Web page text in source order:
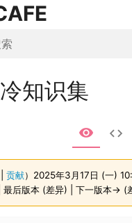
知识集
|贡献） 2025年3月17日 (一)
| 最后版本 (差异) | 下一版本→ (